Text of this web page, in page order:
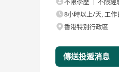
8小時以上/天, 工作
香港特別行政區
傳送投遞消息